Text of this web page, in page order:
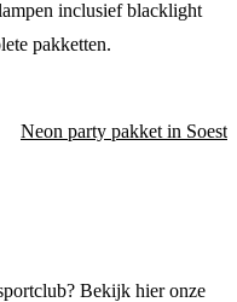
inclusief blacklight
pakketten.
Neon party pakket in Soest
Bekijk hier onze